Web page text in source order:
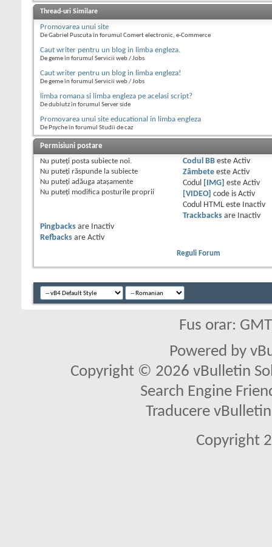
Thread-uri Similare
Promovarea unui site
De Gabriel Puscuta în forumul Comert electronic, e-Commerce
Caut writer pentru un blog in limba engleza.
De geme în forumul Servicii web / Jobs
Caut writer pentru un blog in limba engleza!
De geme în forumul Servicii web / Jobs
limba romana si limba engleza pe acelasi script?
De dublutz în forumul Server side
Promovarea unui site educational in limba engleza
De Psyche în forumul Studii de caz
Permisiuni postare
Nu puteţi posta subiecte noi.
Nu puteţi răspunde la subiecte
Nu puteţi adăuga ataşamente
Nu puteţi modifica posturile proprii
Codul BBeste Activ
Zâmbeteeste Activ
Codul
[IMG] este Activ
[VIDEO]
code is Activ
Codul HTML este
Inactiv
Trackbacksare
Inactiv
Pingbacks are
Inactiv
Refbacks are Activ
Reguli Forum
Fus orar:
Powered by
Copyright © 2026 vBulletin
Search Engine
Traducere
Copyright